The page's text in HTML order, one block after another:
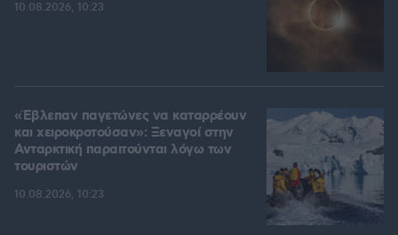
10.08.2026, 10:23
«Έβλεπαν παγετώνες να καταρρέουν
και χειροκροτούσαν»: Ξεναγοί στην
Ανταρκτική παραιτούνται λόγω των
τουριστών
10.08.2026, 10:23